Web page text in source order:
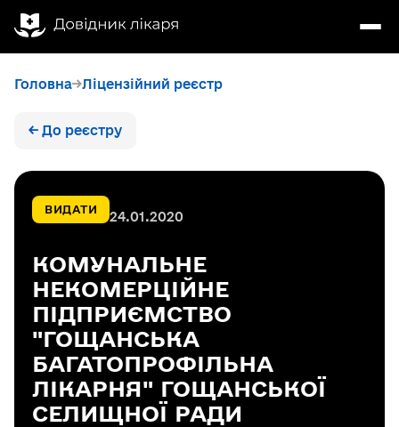
Головна Ліцензійний реєстр
← До реєстру
ВИДАТИ 24.01.2020
КОМУНАЛЬНЕ
НЕКОМЕРЦІЙНЕ
ПІДПРИЄМСТВО
"ГОЩАНСЬКА
БАГАТОПРОФІЛЬНА
ЛІКАРНЯ" ГОЩАНСЬКОЇ
СЕЛИЩНОЇ РАДИ